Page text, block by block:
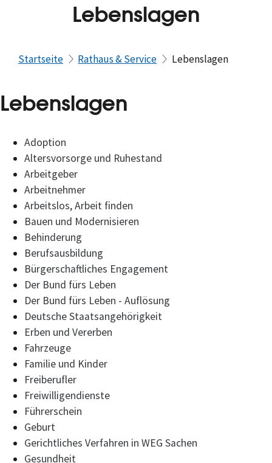
Lebenslagen
Startseite Rathaus & Service Lebenslagen
Lebenslagen
Adoption
Altersvorsorge und Ruhestand
Arbeitgeber
Arbeitnehmer
Arbeitslos, Arbeit finden
Bauen und Modernisieren
Behinderung
Berufsausbildung
Bürgerschaftliches Engagement
Der Bund fürs Leben
Der Bund fürs Leben - Auflösung
Deutsche Staatsangehörigkeit
Erben und Vererben
Fahrzeuge
Familie und Kinder
Freiberufler
Freiwilligendienste
Führerschein
Geburt
Gerichtliches Verfahren in WEG Sachen
Gesundheit